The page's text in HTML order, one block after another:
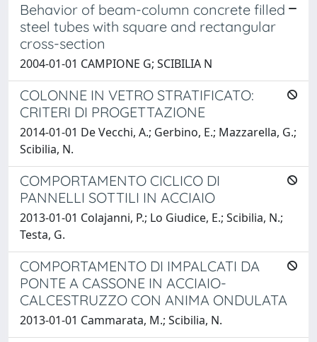
Behavior of beam-column concrete filled
steel tubes with square and rectangular
cross-section
2004-01-01 CAMPIONE G; SCIBILIA N
COLONNE IN VETRO STRATIFICATO:
CRITERI DI PROGETTAZIONE
2014-01-01 De Vecchi, A.; Gerbino, E.; Mazzarella, G.;
Scibilia, N.
COMPORTAMENTO CICLICO DI
PANNELLI SOTTILI IN ACCIAIO
2013-01-01 Colajanni, P.; Lo Giudice, E.; Scibilia, N.;
Testa, G.
COMPORTAMENTO DI IMPALCATI DA
PONTE A CASSONE IN ACCIAIO-
CALCESTRUZZO CON ANIMA ONDULATA
2013-01-01 Cammarata, M.; Scibilia, N.